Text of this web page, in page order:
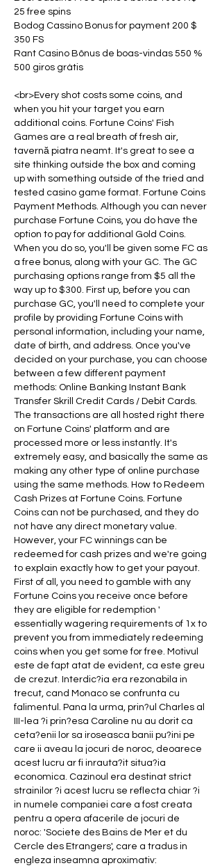
25 free spins
Bodog Cassino Bonus for payment 200 $
350 FS
Rant Casino Bônus de boas-vindas 550 %
500 giros grátis
<br>Every shot costs some coins, and
when you hit your target you earn
additional coins. Fortune Coins' Fish
Games are a real breath of fresh air,
tavernă piatra neamt. It's great to see a
site thinking outside the box and coming
up with something outside of the tried and
tested casino game format. Fortune Coins
Payment Methods. Although you can never
purchase Fortune Coins, you do have the
option to pay for additional Gold Coins.
When you do so, you'll be given some FC as
a free bonus, along with your GC. The GC
purchasing options range from $5 all the
way up to $300. First up, before you can
purchase GC, you'll need to complete your
profile by providing Fortune Coins with
personal information, including your name,
date of birth, and address. Once you've
decided on your purchase, you can choose
between a few different payment
methods: Online Banking Instant Bank
Transfer Skrill Credit Cards / Debit Cards.
The transactions are all hosted right there
on Fortune Coins' platform and are
processed more or less instantly. It's
extremely easy, and basically the same as
making any other type of online purchase
using the same methods. How to Redeem
Cash Prizes at Fortune Coins. Fortune
Coins can not be purchased, and they do
not have any direct monetary value.
However, your FC winnings can be
redeemed for cash prizes and we're going
to explain exactly how to get your payout.
First of all, you need to gamble with any
Fortune Coins you receive once before
they are eligible for redemption '
essentially wagering requirements of 1x to
prevent you from immediately redeeming
coins when you get some for free. Motivul
este de fapt atat de evident, ca este greu
de crezut. Interdic?ia era rezonabila in
trecut, cand Monaco se confrunta cu
falimentul. Pana la urma, prin?ul Charles al
III-lea ?i prin?esa Caroline nu au dorit ca
ceta?enii lor sa iroseasca banii pu?ini pe
care ii aveau la jocuri de noroc, deoarece
acest lucru ar fi inrauta?it situa?ia
economica. Cazinoul era destinat strict
strainilor ?i acest lucru se reflecta chiar ?i
in numele companiei care a fost creata
pentru a opera afacerile de jocuri de
noroc: 'Societe des Bains de Mer et du
Cercle des Etrangers', care a tradus in
engleza inseamna aproximativ: